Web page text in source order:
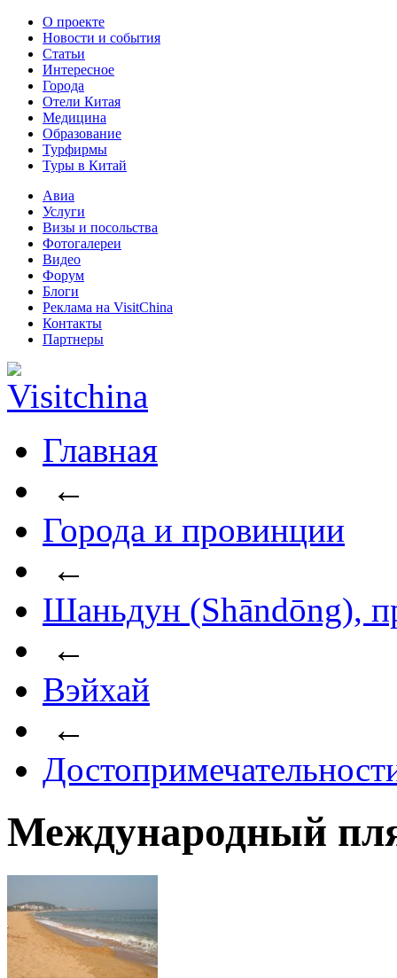
О проекте
Новости и события
Статьи
Интересное
Города
Отели Китая
Медицина
Образование
Турфирмы
Туры в Китай
Авиа
Услуги
Визы и посольства
Фотогалереи
Видео
Форум
Блоги
Реклама на VisitChina
Контакты
Партнеры
Главная
←
Города и провинции
←
Шаньдун (Shāndōng),
←
Вэйхай
←
Международный